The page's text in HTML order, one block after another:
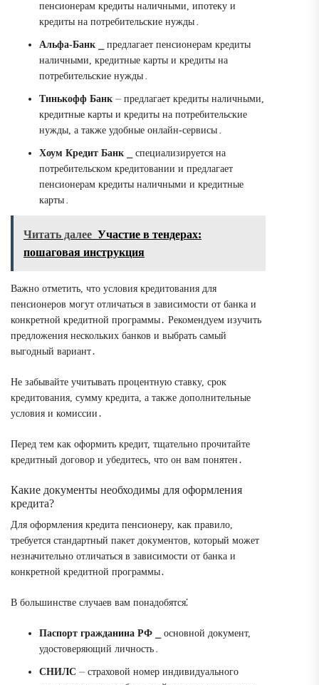
пенсионерам кредиты наличными, ипотеку и
кредиты на потребительские нужды․
Альфа-Банк ⎯ предлагает пенсионерам кредиты
наличными, кредитные карты и кредиты на
потребительские нужды․
Тинькофф Банк ⏤ предлагает кредиты наличными,
кредитные карты и кредиты на потребительские
нужды, а также удобные онлайн-сервисы․
Хоум Кредит Банк ⎯ специализируется на
потребительском кредитовании и предлагает
пенсионерам кредиты наличными и кредитные
карты․
Читать далее Участие в тендерах:
пошаговая инструкция
Важно отметить, что условия кредитования для
пенсионеров могут отличаться в зависимости от банка и
конкретной кредитной программы․ Рекомендуем изучить
предложения нескольких банков и выбрать самый
выгодный вариант․
Не забывайте учитывать процентную ставку, срок
кредитования, сумму кредита, а также дополнительные
условия и комиссии․
Перед тем как оформить кредит, тщательно прочитайте
кредитный договор и убедитесь, что он вам понятен․
Какие документы необходимы для оформления
кредита?
Для оформления кредита пенсионеру, как правило,
требуется стандартный пакет документов, который может
незначительно отличаться в зависимости от банка и
конкретной кредитной программы․
В большинстве случаев вам понадобятся⁚
Паспорт гражданина РФ ⎯ основной документ,
удостоверяющий личность․
СНИЛС ⏤ страховой номер индивидуального